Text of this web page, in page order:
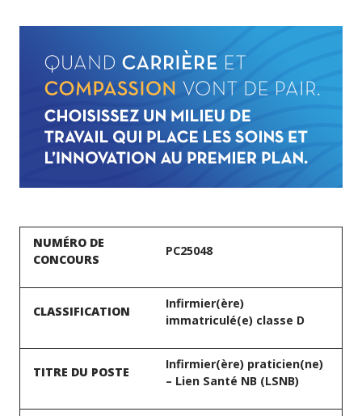
NUMÉRO DE
CONCOURS
PC25048
CLASSIFICATION
Infirmier(ère)
immatriculé(e) classe D
TITRE DU POSTE
Infirmier(ère) praticien(ne)
– Lien Santé NB (LSNB)